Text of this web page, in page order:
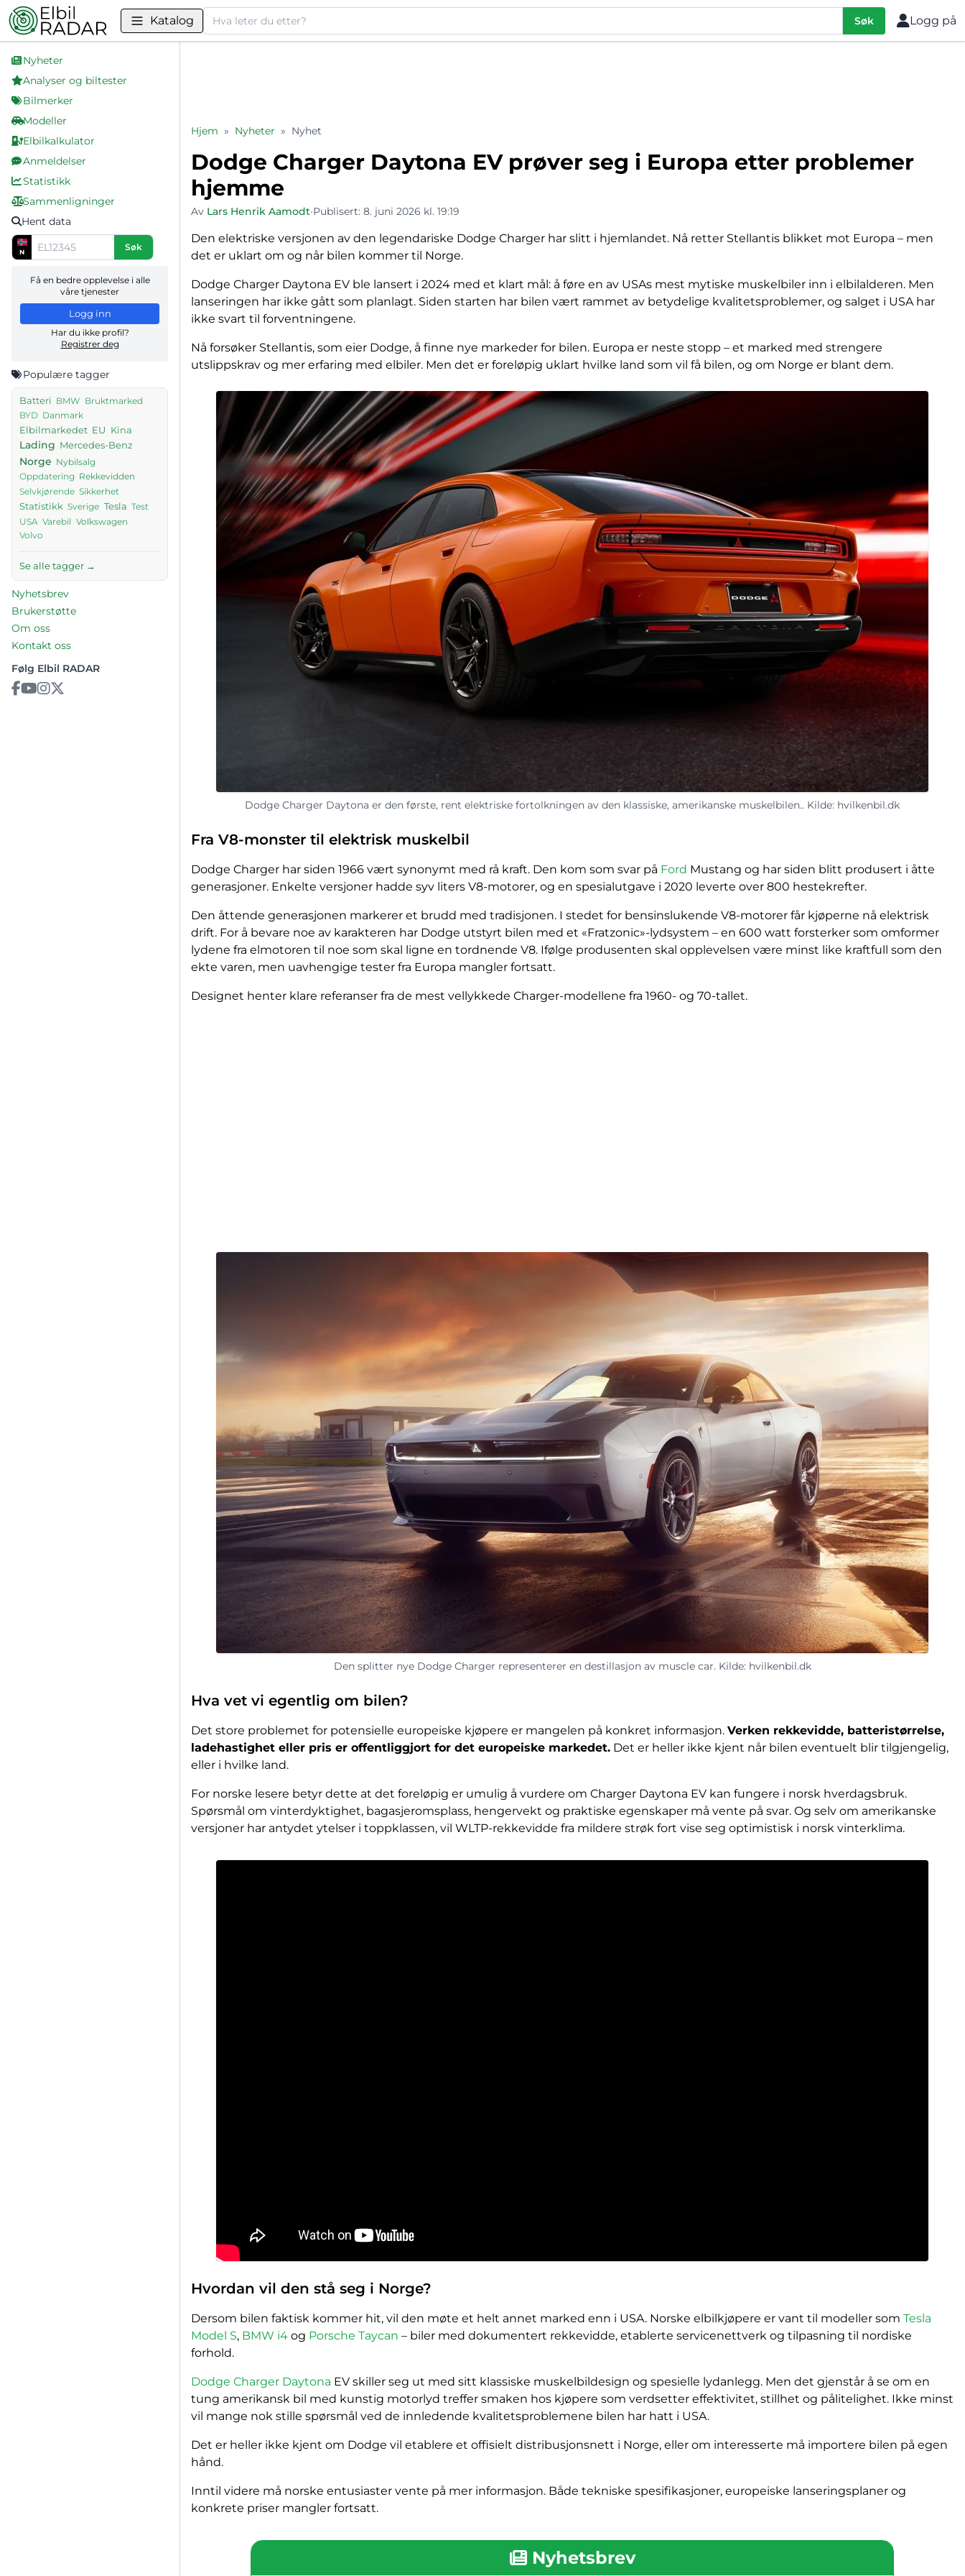
Katalog Søk Søk Logg på
Nyheter
Analyser og biltester
Bilmerker
Modeller
Elbilkalkulator
Anmeldelser
Statistikk
Sammenligninger
Hent data
N Søk
Få en bedre opplevelse i alle
våre tjenester
Logg inn
Har du ikke profil?
Registrer deg
Populære tagger
Batteri BMW Bruktmarked
BYD Danmark
Elbilmarkedet EU Kina
Lading Mercedes-Benz
Norge Nybilsalg
Oppdatering Rekkevidden
Selvkjørende Sikkerhet
Statistikk Sverige Tesla Test
USA Varebil Volkswagen
Volvo
Se alle tagger →
Nyhetsbrev
Brukerstøtte
Om oss
Kontakt oss
Følg Elbil RADAR
Hjem » Nyheter » Nyhet
Dodge Charger Daytona EV prøver seg i Europa etter problemer
hjemme
Av Lars Henrik Aamodt•Publisert: 8. juni 2026 kl. 19:19
Den elektriske versjonen av den legendariske Dodge Charger har slitt i hjemlandet. Nå retter Stellantis blikket mot Europa – men
det er uklart om og når bilen kommer til Norge.
Dodge Charger Daytona EV ble lansert i 2024 med et klart mål: å føre en av USAs mest mytiske muskelbiler inn i elbilalderen. Men
lanseringen har ikke gått som planlagt. Siden starten har bilen vært rammet av betydelige kvalitetsproblemer, og salget i USA har
ikke svart til forventningene.
Nå forsøker Stellantis, som eier Dodge, å finne nye markeder for bilen. Europa er neste stopp – et marked med strengere
utslippskrav og mer erfaring med elbiler. Men det er foreløpig uklart hvilke land som vil få bilen, og om Norge er blant dem.
Dodge Charger Daytona er den første, rent elektriske fortolkningen av den klassiske, amerikanske muskelbilen.. Kilde: hvilkenbil.dk
Fra V8-monster til elektrisk muskelbil
Dodge Charger har siden 1966 vært synonymt med rå kraft. Den kom som svar på Ford Mustang og har siden blitt produsert i åtte
generasjoner. Enkelte versjoner hadde syv liters V8-motorer, og en spesialutgave i 2020 leverte over 800 hestekrefter.
Den åttende generasjonen markerer et brudd med tradisjonen. I stedet for bensinslukende V8-motorer får kjøperne nå elektrisk
drift. For å bevare noe av karakteren har Dodge utstyrt bilen med et «Fratzonic»-lydsystem – en 600 watt forsterker som omformer
lydene fra elmotoren til noe som skal ligne en tordnende V8. Ifølge produsenten skal opplevelsen være minst like kraftfull som den
ekte varen, men uavhengige tester fra Europa mangler fortsatt.
Designet henter klare referanser fra de mest vellykkede Charger-modellene fra 1960- og 70-tallet.
Den splitter nye Dodge Charger representerer en destillasjon av muscle car. Kilde: hvilkenbil.dk
Hva vet vi egentlig om bilen?
Det store problemet for potensielle europeiske kjøpere er mangelen på konkret informasjon. Verken rekkevidde, batteristørrelse,
ladehastighet eller pris er offentliggjort for det europeiske markedet. Det er heller ikke kjent når bilen eventuelt blir tilgjengelig,
eller i hvilke land.
For norske lesere betyr dette at det foreløpig er umulig å vurdere om Charger Daytona EV kan fungere i norsk hverdagsbruk.
Spørsmål om vinterdyktighet, bagasjeromsplass, hengervekt og praktiske egenskaper må vente på svar. Og selv om amerikanske
versjoner har antydet ytelser i toppklassen, vil WLTP-rekkevidde fra mildere strøk fort vise seg optimistisk i norsk vinterklima.
Hvordan vil den stå seg i Norge?
Dersom bilen faktisk kommer hit, vil den møte et helt annet marked enn i USA. Norske elbilkjøpere er vant til modeller som Tesla
Model S, BMW i4 og Porsche Taycan – biler med dokumentert rekkevidde, etablerte servicenettverk og tilpasning til nordiske
forhold.
Dodge Charger Daytona EV skiller seg ut med sitt klassiske muskelbildesign og spesielle lydanlegg. Men det gjenstår å se om en
tung amerikansk bil med kunstig motorlyd treffer smaken hos kjøpere som verdsetter effektivitet, stillhet og pålitelighet. Ikke minst
vil mange nok stille spørsmål ved de innledende kvalitetsproblemene bilen har hatt i USA.
Det er heller ikke kjent om Dodge vil etablere et offisielt distribusjonsnett i Norge, eller om interesserte må importere bilen på egen
hånd.
Inntil videre må norske entusiaster vente på mer informasjon. Både tekniske spesifikasjoner, europeiske lanseringsplaner og
konkrete priser mangler fortsatt.
Nyhetsbrev